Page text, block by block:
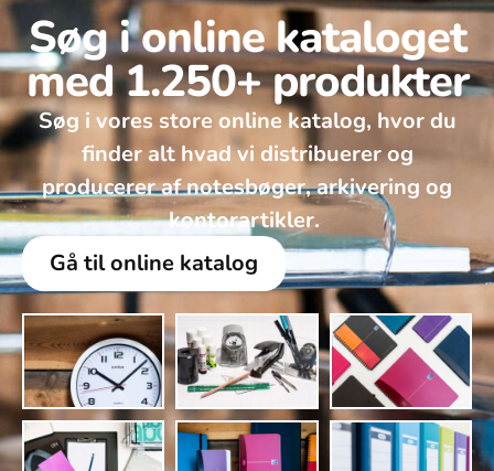
Søg i online kataloget
med 1.250+ produkter
Søg i vores store online katalog, hvor du
finder alt hvad vi distribuerer og
producerer af notesbøger, arkivering og
kontorartikler. ​
Gå til online katalog